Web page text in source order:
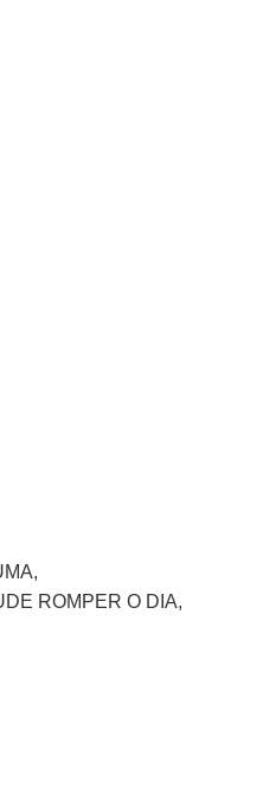
ROMPER O DIA,